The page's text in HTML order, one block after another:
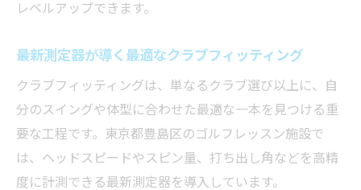
レベルアップできます。
最新測定器が導く最適なクラブフィッティング
クラブフィッティングは、単なるクラブ選び以上に、自
分のスイングや体型に合わせた最適な一本を見つける重
要な工程です。東京都豊島区のゴルフレッスン施設で
は、ヘッドスピードやスピン量、打ち出し角などを高精
度に計測できる最新測定器を導入しています。